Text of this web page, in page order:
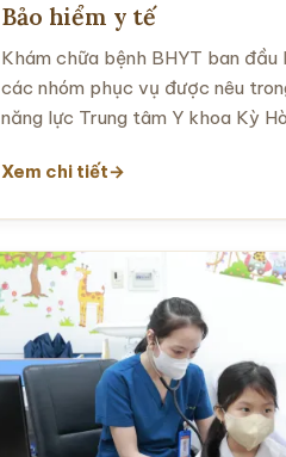
Bảo hiểm y tế
Khám chữa bệnh BHYT ban
các nhóm phục vụ được nêu
năng lực Trung tâm Y khoa Kỳ
Xem chi tiết